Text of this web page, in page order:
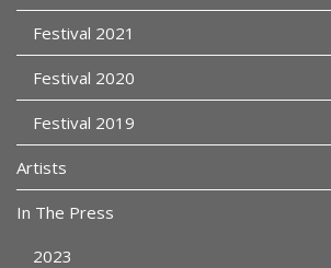
Festival 2021
Festival 2020
Festival 2019
Artists
In The Press
2023